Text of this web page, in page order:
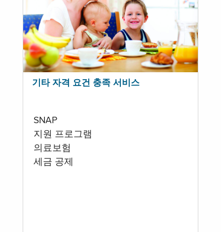
기타 자격 요건 충족 서비스
SNAP
지원 프로그램
의료보험
세금 공제